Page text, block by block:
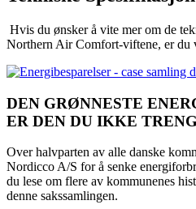
Hvis du ønsker å vite mer om de
Northern Air Comfort-viftene, er du
DEN GRØNNESTE
ER DEN DU IKKE
Over halvparten av alle danske
Nordicco A/S for å senke
du lese om flere av kommunenes
denne sakssamlingen.